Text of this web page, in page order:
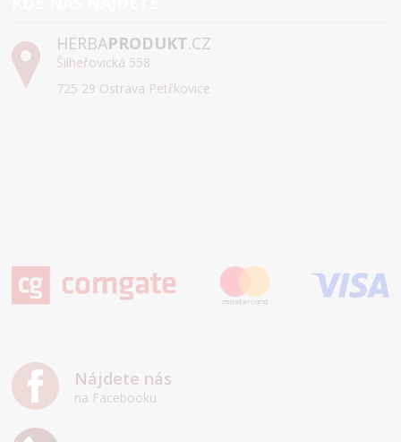
HERBAPRODUKT.CZ
Šilheřovická 558
725 29 Ostrava Petřkovice
Nájdete nás
na Facebooku